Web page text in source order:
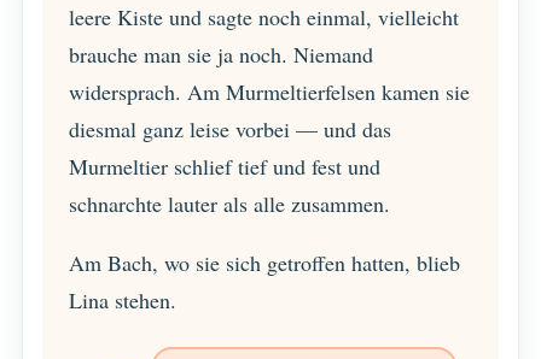
leere Kiste und sagte noch einmal, vielleicht
brauche man sie ja noch. Niemand
widersprach. Am Murmeltierfelsen kamen sie
diesmal ganz leise vorbei — und das
Murmeltier schlief tief und fest und
schnarchte lauter als alle zusammen.
Am Bach, wo sie sich getroffen hatten, blieb
Lina stehen.